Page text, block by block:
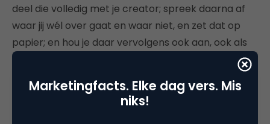
deel die volledig met je creator; spreek daarna af
waar jij wél over gaat en waar niet, en zet dat op
papier; en hou je daar vervolgens ook aan, ook als
het op de set kriebelt.
De grote bureaus die voor merken als Heineken en
Unilever draaien, hebben dit inmiddels door.
Marketingfacts. Elke dag vers. Mis
niks!